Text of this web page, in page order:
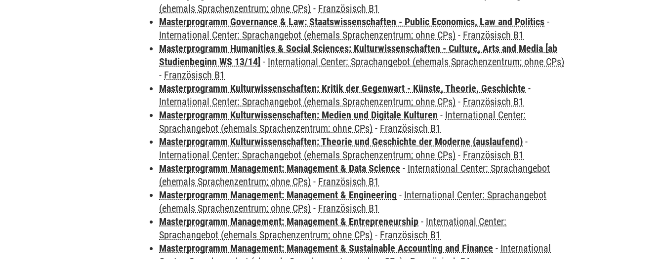
(ehemals Sprachenzentrum; ohne CPs) - Französisch B1
Masterprogramm Governance & Law: Staatswissenschaften - Public Economics, Law and Politics -
International Center: Sprachangebot (ehemals Sprachenzentrum; ohne CPs) - Französisch B1
Masterprogramm Humanities & Social Sciences: Kulturwissenschaften - Culture, Arts and Media [ab
Studienbeginn WS 13/14] - International Center: Sprachangebot (ehemals Sprachenzentrum; ohne CPs)
- Französisch B1
Masterprogramm Kulturwissenschaften: Kritik der Gegenwart - Künste, Theorie, Geschichte -
International Center: Sprachangebot (ehemals Sprachenzentrum; ohne CPs) - Französisch B1
Masterprogramm Kulturwissenschaften: Medien und Digitale Kulturen - International Center:
Sprachangebot (ehemals Sprachenzentrum; ohne CPs) - Französisch B1
Masterprogramm Kulturwissenschaften: Theorie und Geschichte der Moderne (auslaufend) -
International Center: Sprachangebot (ehemals Sprachenzentrum; ohne CPs) - Französisch B1
Masterprogramm Management: Management & Data Science - International Center: Sprachangebot
(ehemals Sprachenzentrum; ohne CPs) - Französisch B1
Masterprogramm Management: Management & Engineering - International Center: Sprachangebot
(ehemals Sprachenzentrum; ohne CPs) - Französisch B1
Masterprogramm Management: Management & Entrepreneurship - International Center:
Sprachangebot (ehemals Sprachenzentrum; ohne CPs) - Französisch B1
Masterprogramm Management: Management & Sustainable Accounting and Finance - International